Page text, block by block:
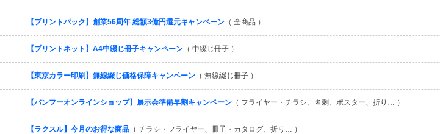
【プリントパック】創業56周年 総額3億円還元キャンペーン （ 全商品 ）
【プリントネット】A4中綴じ冊子キャンペーン （ 中綴じ冊子 ）
【東京カラー印刷】無線綴じ価格保障キャンペーン （ 無線綴じ冊子 ）
【バンフーオンラインショップ】展示会準備早割キャンペーン （ フライヤー・チラシ、名刺、ポスター、折り… ）
【ラクスル】今月のお得な商品 （ チラシ・フライヤー、冊子・カタログ、折り… ）